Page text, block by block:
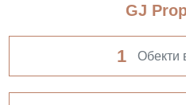
GJ
1 Обекти